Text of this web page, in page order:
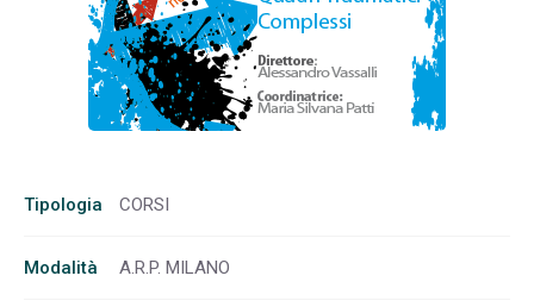
Tipologia CORSI
Modalità A.R.P. MILANO